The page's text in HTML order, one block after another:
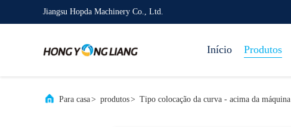
Jiangsu Hopda Machinery Co., Ltd.
Início Produtos
Para casa> produtos> Tipo colocação da curva - acima da máquina